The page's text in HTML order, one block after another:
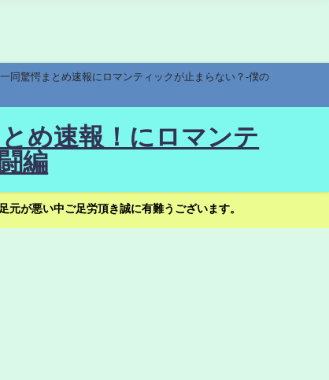
同驚愕まとめ速報にロマンティックが止まらない？-僕の
め速報！にロマンテ
編
が悪い中ご足労頂き誠に有難うございます。